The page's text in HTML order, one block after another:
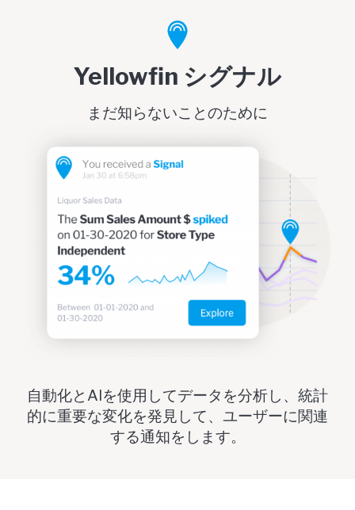
Yellowfin シグナル
まだ知らないことのために
自動化とAIを使用してデータを分析し、統計
的に重要な変化を発見して、ユーザーに関連
する通知をします。